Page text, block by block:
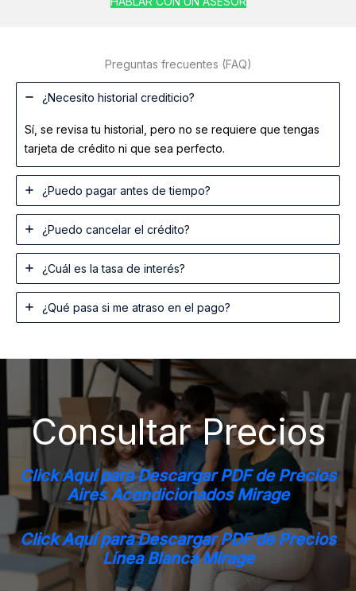
Preguntas frecuentes (FAQ)
¿Necesito historial crediticio?
Sí, se revisa tu historial, pero no se requiere que tengas
tarjeta de crédito ni que sea perfecto.
¿Puedo pagar antes de tiempo?
¿Puedo cancelar el crédito?
¿Cuál es la tasa de interés?
¿Qué pasa si me atraso en el pago?
Consultar Precios
Click Aquí para Descargar PDF de Precios
Aires Acondicionados Mirage
Click Aquí para Descargar PDF de Precios
Línea Blanca Mirage